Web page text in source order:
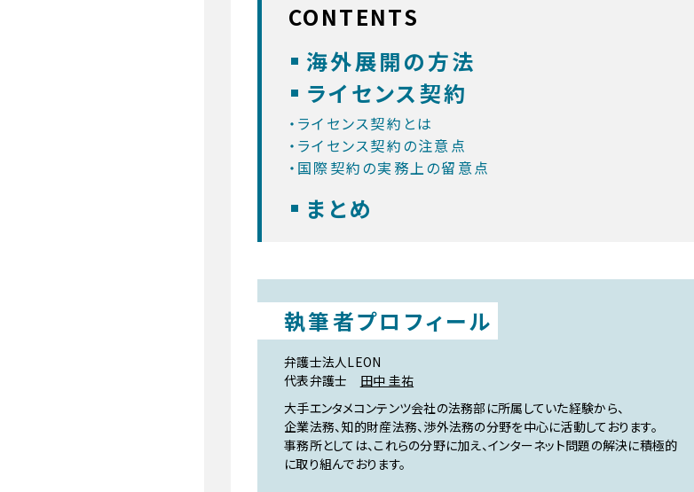
CONTENTS
海外展開の方法
ライセンス契約
・ライセンス契約とは
・ライセンス契約の注意点
・国際契約の実務上の留意点
まとめ
執筆者プロフィール
弁護士法人LEON
代表弁護士 田中 圭祐
大手エンタメコンテンツ会社の法務部に所属していた経験から、
企業法務、知的財産法務、渉外法務の分野を中心に活動しております。
事務所としては、これらの分野に加え、インターネット問題の解決に積極的
に取り組んでおります。